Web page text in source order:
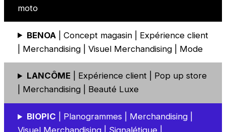
moto
BENOA| Concept magasin | Expérience client
| Merchandising | Visuel Merchandising | Mode
LANCÔME | Expérience client | Pop up store
| Merchandising | Beauté Luxe
BIOPIC | Planogrammes | Merchandising |